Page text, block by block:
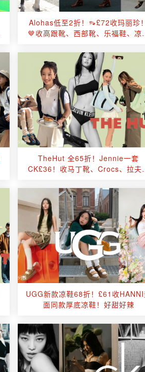
Alohas低至2折！👡£72收玛丽珍！
🤎收高跟靴、西部靴、乐福鞋、凉
TheHut 全65折！Jennie一套
CK£36！收马丁靴、Crocs、拉夫
UGG新款凉鞋68折！£61收
面同款厚底凉鞋！好甜好辣